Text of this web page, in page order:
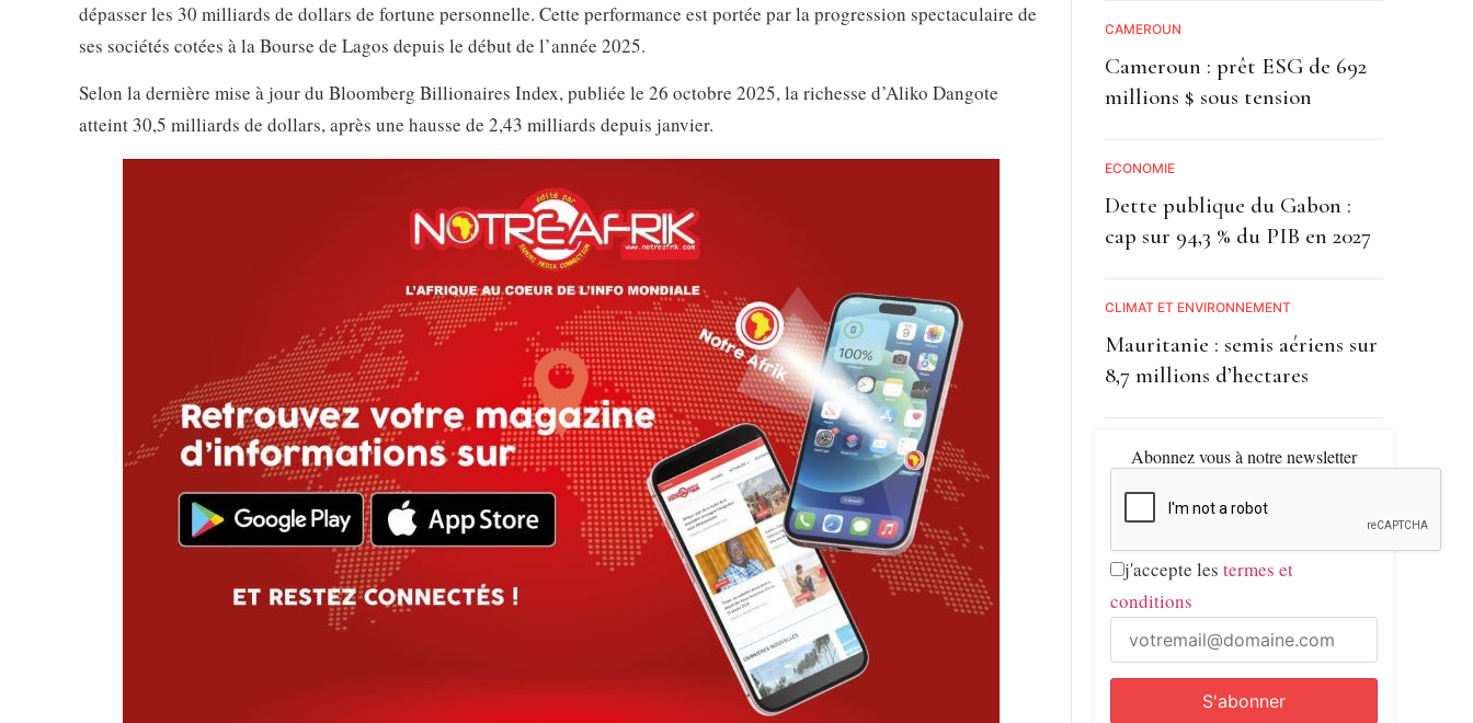
dépasser les 30 milliards de dollars de fortune personnelle. Cette performance est portée par la progression spectaculaire de
ses sociétés cotées à la Bourse de Lagos depuis le début de l’année 2025.
Selon la dernière mise à jour du Bloomberg Billionaires Index, publiée le 26 octobre 2025, la richesse d’Aliko Dangote
atteint 30,5 milliards de dollars, après une hausse de 2,43 milliards depuis janvier.
CAMEROUN
Cameroun : prêt ESG de 692
millions $ sous tension
ECONOMIE
Dette publique du Gabon :
cap sur 94,3 % du PIB en 2027
CLIMAT ET ENVIRONNEMENT
Mauritanie : semis aériens sur
8,7 millions d’hectares
Abonnez vous à notre newsletter
j'accepte les termes et
conditions